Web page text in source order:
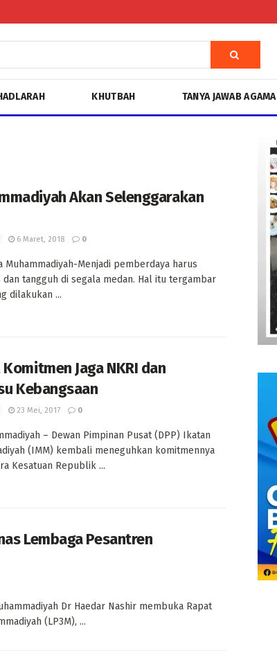
KHUTBAH TANYA JAWAB AGAMA
Akan Selenggarakan
6 Maret, 2018 0
Muhammadiyah-Menjadi pemberdaya harus
tangguh di segala medan. Hal itu tergambar
dilakukan ...
Jaga NKRI dan
Kebangsaan
23 Mei, 2017 0
– Dewan Pimpinan Pusat (DPP) Ikatan
(IMM) kembali meneguhkan komitmennya
Kesatuan Republik ...
Lembaga Pesantren
Dr Haedar Nashir membuka Rapat
(LP3M), ...